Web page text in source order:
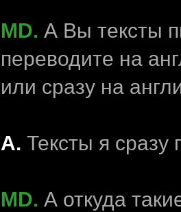
MD. А Вы тексты
переводите на
или сразу на
А. Тексты я сразу
MD. А откуда